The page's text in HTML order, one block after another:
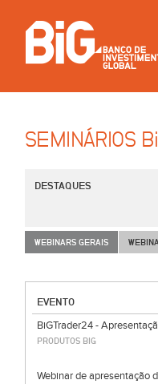
SEMINÁRIOS Bi
DESTAQUES
WEBINARS GERAIS
EVENTO
BiGTrader24 -
PRODUTOS BIG
Webinar de apresentação